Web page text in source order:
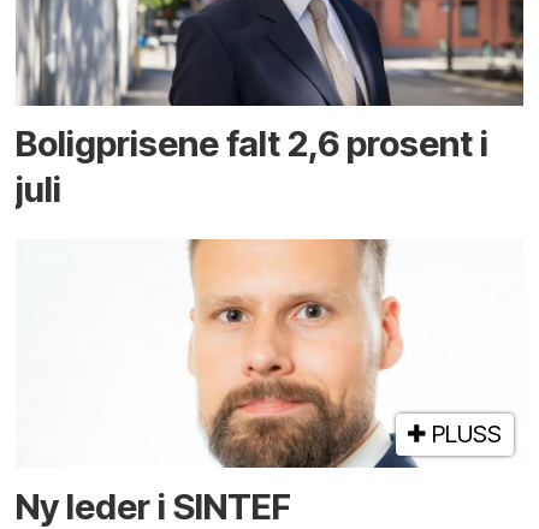
Boligprisene falt 2,6 prosent i
juli
PLUSS
Ny leder i SINTEF